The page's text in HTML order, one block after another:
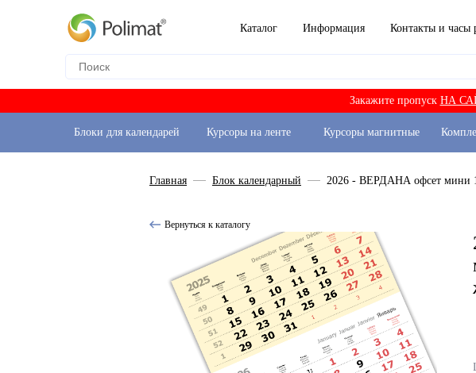
Каталог Информация Контакты и часы
Закажите пропуск НА
Блоки для календарей Курсоры на ленте Курсоры магнитные
Главная Блок календарный 2026 - ВЕРДАНА офсет мини
Вернуться к каталогу